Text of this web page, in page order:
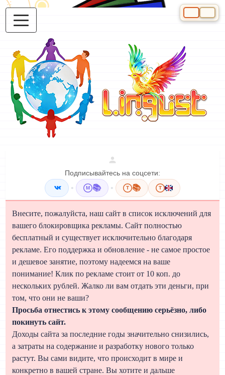
Подписывайтесь на соцсети:
• M 📚 • T 📚 T
Внесите, пожалуйста, наш сайт в список исключений для
вашего блокировщика рекламы. Сайт полностью
бесплатный и существует исключительно благодаря
рекламе. Его поддержка и обновление - не самое простое
и дешевое занятие, поэтому надеемся на ваше
понимание! Клик по рекламе стоит от 10 коп. до
нескольких рублей. Жалко ли вам отдать эти деньги, при
том, что они не ваши?
Просьба отнестись к этому сообщению серьёзно, либо
покинуть сайт.
Доходы сайта за последние годы значительно снизились,
а затраты на содержание и разработку нового только
растут. Вы сами видите, что происходит в мире и
конкретно в вашей стране. Вы хотите и дальше